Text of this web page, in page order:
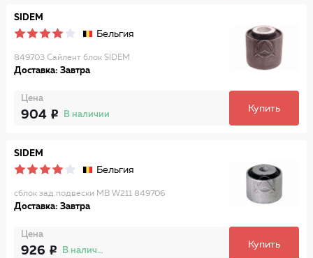
SIDEM
Бельгия
849703 Сайлент блок SIDEM
Доставка: Завтра
Цена
904 В наличии
Купить
SIDEM
Бельгия
сблок зад.подвески MB W211 849706
Доставка: Завтра
Цена
926 В наличии
Купить